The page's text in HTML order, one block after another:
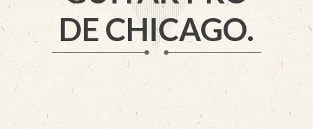
DE CHICAGO.